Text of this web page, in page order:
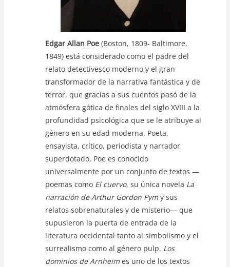
Edgar Allan Poe (Boston, 1809- Baltimore,
1849) está considerado como el padre del
relato detectivesco moderno y el gran
transformador de la narrativa fantástica y de
terror, que gracias a sus cuentos pasó de la
atmósfera gótica de finales del siglo XVIII a la
profundidad psicológica que se le atribuye al
género en su edad moderna. Poeta,
ensayista, crítico, periodista y narrador
superdotado, Poe es conocido
universalmente por un conjunto de textos —
poemas como El cuervo, su única novela La
narración de Arthur Gordon Pymy sus
relatos sobrenaturales y de misterio— que
supusieron la puerta de entrada de la
literatura occidental tanto al simbolismo y el
surrealismo como al género pulp. Los
dominios de Arnheimes uno de los textos